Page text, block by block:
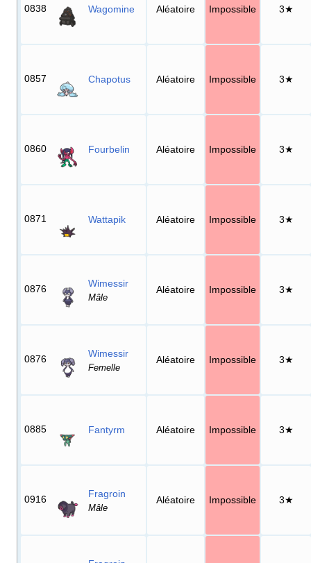
0838 Wagomine Aléatoire Impossible 3★
0857 Chapotus Aléatoire Impossible 3★
0860 Fourbelin Aléatoire Impossible 3★
0871 Wattapik Aléatoire Impossible 3★
0876 Wimessir
Mâle
Aléatoire Impossible 3★
0876 Wimessir
Femelle
Aléatoire Impossible 3★
0885 Fantyrm Aléatoire Impossible 3★
0916 Fragroin
Mâle
Aléatoire Impossible 3★